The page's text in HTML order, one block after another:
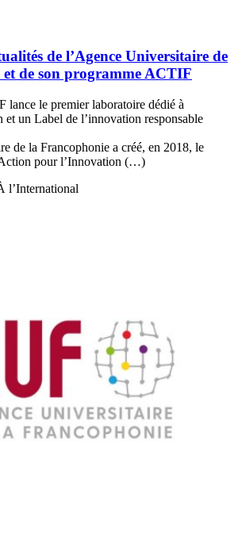
de l’Agence Universitaire de
de son programme ACTIF
lance le premier laboratoire dédié à
et un Label de l’innovation responsable
de la Francophonie a créé, en 2018, le
pour l’Innovation (…)
l’International